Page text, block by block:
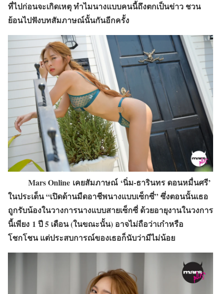
ที่ไปก่อนจะเกิดเหตุ ทำไมนางแบบคนนี้ถึงตกเป็นข่าว ชวน
ย้อนไปฟังบทสัมภาษณ์นั้นกันอีกครั้ง
Mars Online เคยสัมภาษณ์ ‘นิ่ม-ธารินทร ดอนหมื่นศรี’
ในประเด็น “เปิดด้านมืดอาชีพนางแบบเซ็กซี่” ซึ่งตอนนั้นเธอ
ถูกรับน้องในวางการนางแบบสายเซ็กซี่ ด้วยอายุงานในวงการ
นี้เพียง 1 ปี 5 เดือน (ในขณะนั้น) อาจไม่ถือว่าเก๋าหรือ
โชกโชน แต่ประสบการณ์ของเธอก็นับว่ามีไม่น้อย